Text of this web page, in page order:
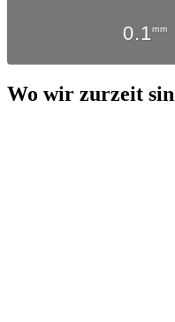
0.1mm
Wo wir zurzeit